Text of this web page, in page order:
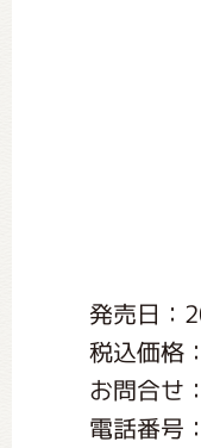
発売日：
税込価格
お問合せ
電話番号
おた
くまの